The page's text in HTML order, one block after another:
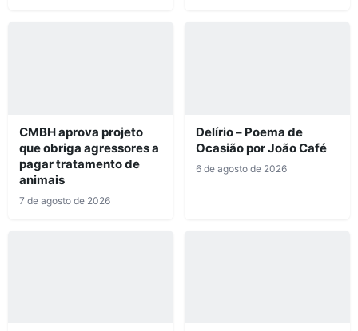
CMBH aprova projeto
que obriga agressores a
pagar tratamento de
animais
7 de agosto de 2026
Delírio – Poema de
Ocasião por João Café
6 de agosto de 2026